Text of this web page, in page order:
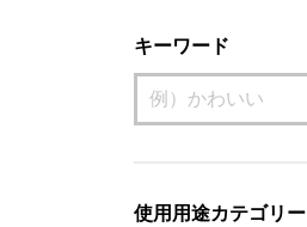
キーワード
使用用途カテゴリー